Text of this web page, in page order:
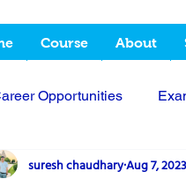
Course About
Opportunities
Scholarship
suresh chaudharyAug 7, 2023